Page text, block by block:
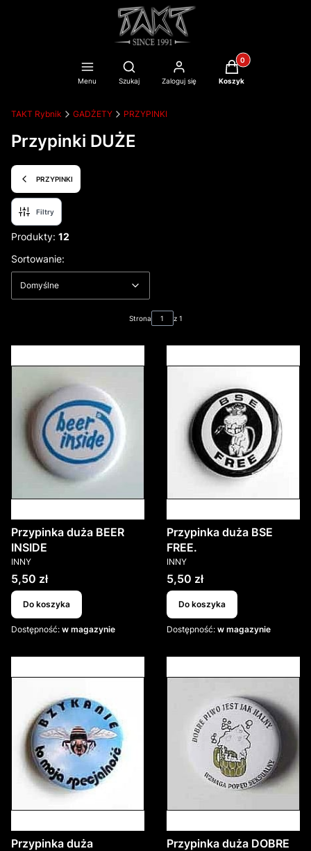
Menu
Otwórz wyszukiwarkę
Szukaj Zaloguj się
Produkty w
Koszyk
TAKT Rybnik GADŻETY PRZYPINKI
Przypinki DUŻE
PRZYPINKI
Filtry
Produkty: 12
Lista produktów
Sortowanie:
Domyślne
Strona z 1
Przypinka duża BEER
INSIDE
PRODUCENT
INNY
Cena
5,50 zł
Do koszyka
Dostępność: w magazynie
Przypinka duża BSE
FREE.
PRODUCENT
INNY
Cena
5,50 zł
Do koszyka
Dostępność: w magazynie
Przypinka duża
Przypinka duża DOBRE